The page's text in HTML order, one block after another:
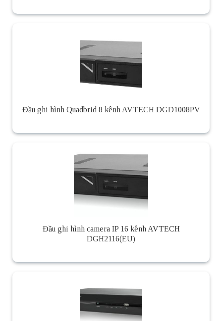
Đầu ghi hình Quadbrid 8 kênh AVTECH DGD1008PV
Đầu ghi hình camera IP 16 kênh AVTECH
DGH2116(EU)